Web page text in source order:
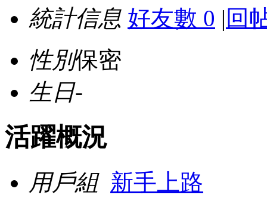
統計信息 好友數 0 | 回
性別保密
生日-
活躍概況
用戶組 新手上路